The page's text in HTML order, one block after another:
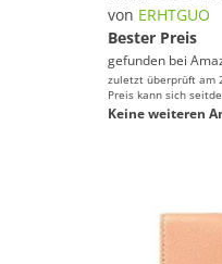
von ERHTGUO
Bester Preis
gefunden bei
zuletzt überprüft am
Preis kann sich
Keine weiteren